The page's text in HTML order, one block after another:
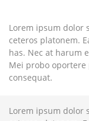
Lorem ipsum dolor
ceteros platonem.
has. Nec at harum
Mei probo
consequat.
Lorem ipsum dolor